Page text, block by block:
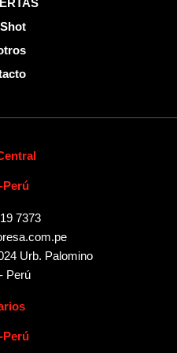
Perú
7373
Urb. Palomino
Perú
Perú